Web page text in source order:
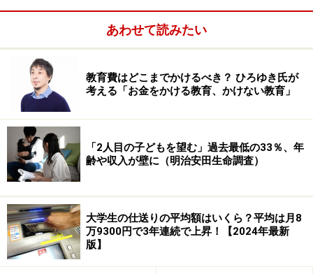
日本の近代を代表する偉人でも、学費を援助してもらえ
ることが大きな人生の分岐点になっていることがありま
す。例えば野口英世などは地元の名士の先生の援助によ
り医者になることができました。
あわせて読みたい
教育費はどこまでかけるべき？ ひろゆき氏が
考える「お金をかける教育、かけない教育」
「2人目の子どもを望む」過去最低の33％、年
齢や収入が壁に（明治安田生命調査）
大学生の仕送りの平均額はいくら？平均は月8
万9300円で3年連続で上昇！【2024年最新
版】